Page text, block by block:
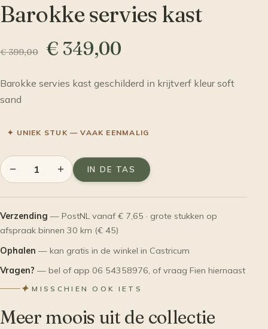
Barokke servies kast
€ 399,00 € 349,00
Barokke servies kast geschilderd in krijtverf kleur soft
sand
✦ UNIEK STUK — VAAK EENMALIG
− + IN DE TAS
Verzending — PostNL vanaf € 7,65 · grote stukken op
afspraak binnen 30 km (€ 45)
Ophalen — kan gratis in de winkel in Castricum
Vragen? — bel of app 06 54358976, of vraag Fien hiernaast
✦MISSCHIEN OOK IETS
Meer moois uit de collectie